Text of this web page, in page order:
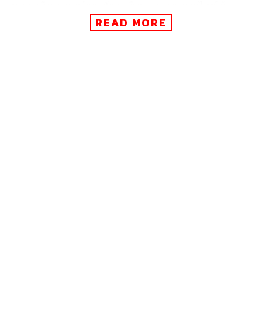
จำแนกรายการเครือข่ายคอลเซ็นเตอร์สแกมเมอร์ ได้แก่
เครือข่ายก๊ก อาน และเครือข่ายลียง พัด
READ MORE